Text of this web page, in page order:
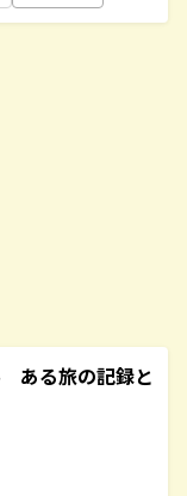
ある旅の記録と